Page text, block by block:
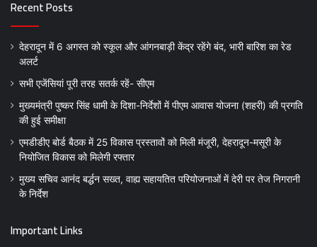
Recent Posts
देहरादून में 6 अगस्त को स्कूल और आंगनबाड़ी केंद्र रहेंगे बंद, भारी बारिश का रेड
अलर्ट
सभी एजेंसियां पूरी तरह सतर्क रहें- सीएम
मुख्यमंत्री पुष्कर सिंह धामी के दिशा-निर्देशों में पीएम आवास योजना (शहरी) की प्रगति
की हुई समीक्षा
एमडीडीए बोर्ड बैठक में 25 विकास प्रस्तावों को मिली मंजूरी, देहरादून-मसूरी के
नियोजित विकास को मिलेगी रफ्तार
मुख्य सचिव आनंद बर्द्धन सख्त, वाह्य सहायतित परियोजनाओं में देरी पर तेज निगरानी
के निर्देश
Important Links